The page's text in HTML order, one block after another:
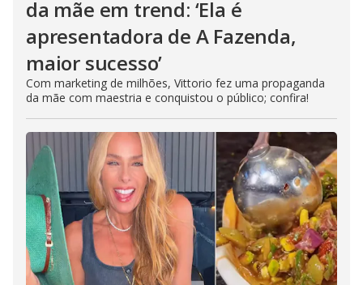
da mãe em trend: ‘Ela é
apresentadora de A Fazenda,
maior sucesso’
Com marketing de milhões, Vittorio fez uma propaganda
da mãe com maestria e conquistou o público; confira!